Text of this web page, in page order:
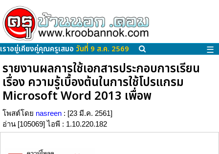
เราอยู่เคียงคู่คุณครูเสมอ วันที่ 9 ส.ค. 2569 ☰
รายงานผลการใช้เอกสารประกอบการเรียน
เรื่อง ความรู้เบื้องต้นในการใช้โปรแกรม
Microsoft Word 2013 เพื่อพ
โพสต์โดย nasreen : [23 มี.ค. 2561]
อ่าน [105069] ไอพี : 1.10.220.182